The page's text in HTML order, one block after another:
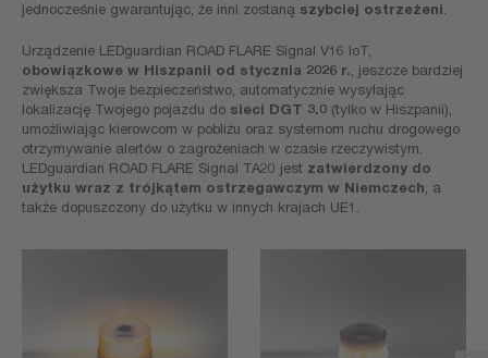
jednocześnie gwarantując, że inni zostaną szybciej ostrzeżeni
Urządzenie LEDguardian ROAD FLARE Signal V16 IoT,
obowiązkowe w Hiszpanii od stycznia 2026 r. , jeszcze bardziej
zwiększa Twoje bezpieczeństwo, automatycznie wysyłając
lokalizację Twojego pojazdu do sieci DGT 3.0 (tylko w Hiszpanii),
umożliwiając kierowcom w pobliżu oraz systemom ruchu drogowego
otrzymywanie alertów o zagrożeniach w czasie rzeczywistym.
LEDguardian ROAD FLARE Signal TA20 jest zatwierdzony do
użytku wraz z trójkątem ostrzegawczym w Niemczech , a
także dopuszczony do użytku w innych krajach UE1.